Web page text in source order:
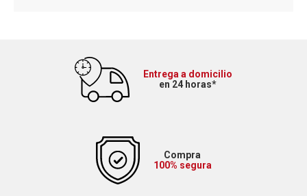
Entrega a domicilio
en 24 horas*
Compra
100% segura